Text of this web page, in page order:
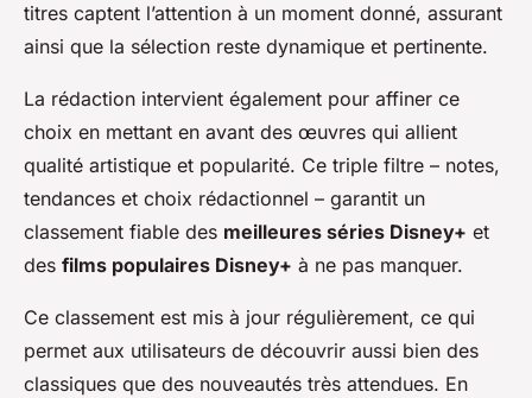
titres captent l’attention à un moment donné, assurant
ainsi que la sélection reste dynamique et pertinente.
La rédaction intervient également pour affiner ce
choix en mettant en avant des œuvres qui allient
qualité artistique et popularité. Ce triple filtre – notes,
tendances et choix rédactionnel – garantit un
classement fiable des meilleures séries Disney+ et
des films populaires Disney+ à ne pas manquer.
Ce classement est mis à jour régulièrement, ce qui
permet aux utilisateurs de découvrir aussi bien des
classiques que des nouveautés très attendues. En